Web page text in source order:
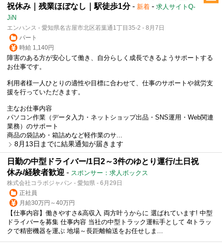
祝休み｜残業ほぼなし｜駅徒歩1分- 新着 - 求人サイトQ-
JiN
エンハンス - 愛知県名古屋市北区若葉通1丁目35-2 - 8月7日
パート
時給 1,140円
障害のある方が安心して働き、自分らしく成長できるようサポートする
お仕事です。
利用者様一人ひとりの適性や目標に合わせて、仕事のサポートや就労支
援を行っていただきます。
主なお仕事内容
パソコン作業（データ入力・ネットショップ出品・SNS運用・Web関連
業務）のサポート
商品の袋詰め・箱詰めなど軽作業のサ...
8月13日までに結果通知が届きます
日勤の中型ドライバー/1日2～3件のゆとり運行/土日祝
休み/経験者歓迎 - スポンサー：求人ボックス
株式会社コラボジャパン - 愛知県 - 6月29日
正社員
月給30万円～40万円
【仕事内容】働きやすさ&高収入 両方叶うからに 選ばれています! 中型
ドライバーを募集 仕事内容 当社の中型トラック運転手として 4tトラッ
クで精密機器を運ぶ 地場～長距離輸送をお任せしま...